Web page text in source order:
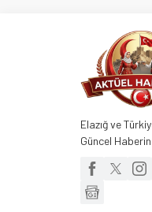
Elazığ ve
Güncel